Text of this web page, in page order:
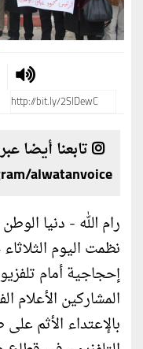
تابعنا أيضا
alwatanvoice
رام الله - دنيا الوطن
نظمت اليوم
إحجاجية أمام
المشاركين الأعلام
بالإعتداء الأثم